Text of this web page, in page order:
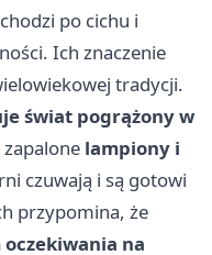
po cichu i
Ich znaczenie
tradycji.
świat pogrążony w
zapalone lampiony i
czuwają i są gotowi
przypomina, że
na